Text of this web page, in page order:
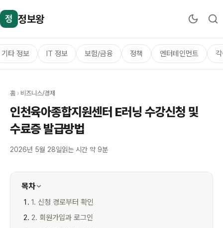
정 정보왕
기타 정보 IT 정보 보험/금융 정책 엔터테인먼트
홈 › 비즈니스/경제
인천육아종합지원센터 E러닝 수강신청 및
수료증 발급방법
2026년 5월 28일읽는 시간 약 9분
목차
1. 신청 경로부터 확인
2. 회원가입과 로그인